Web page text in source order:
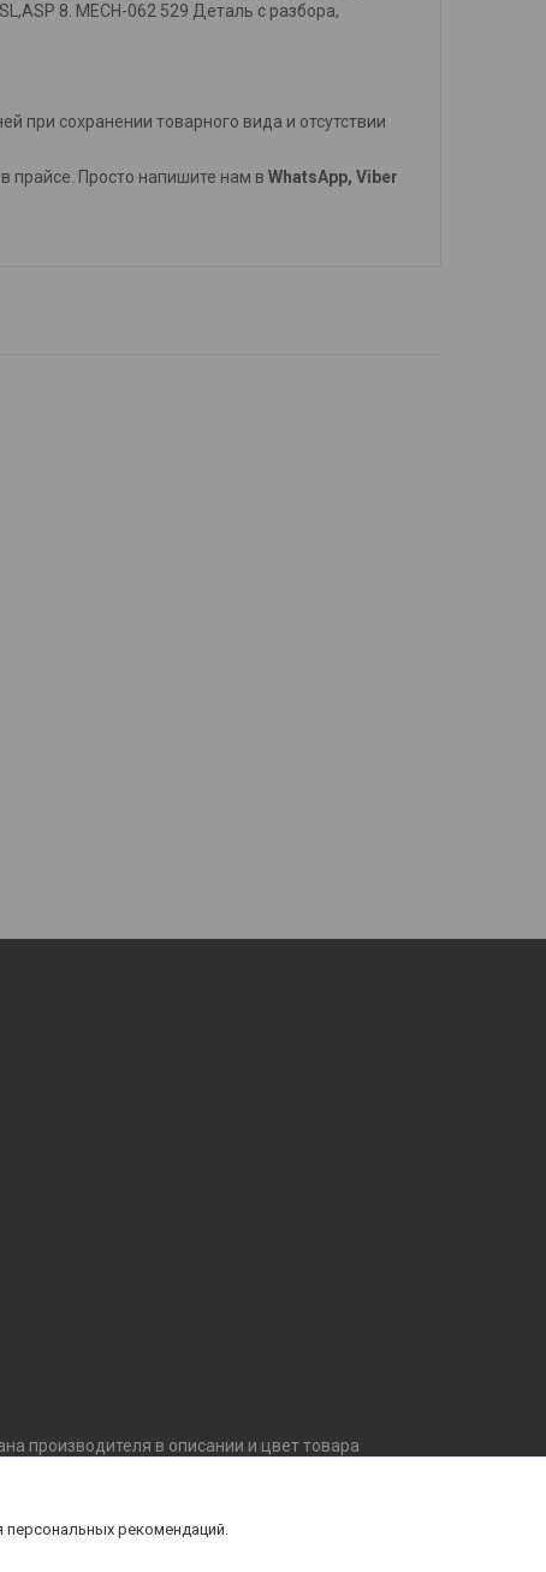
8. MECH-062 529 Деталь с разбора,
при сохранении товарного вида и отсутствии
прайсе. Просто напишите нам в WhatsApp, Viber
производителя в описании и цвет товара
уточняйте технические характеристики и
рекомендаций.